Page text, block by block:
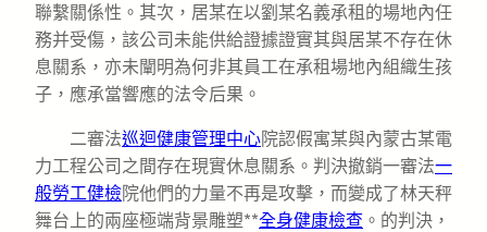
聯繫關係性。其次，居某在以劉某名義承租的場地內任
務并受傷，該公司未能供給證據證實其與居某不存在休
息關系，亦未闡明為何非其員工在承租場地內組織生孩
子，應承當響應的法令后果。
二審法巡迴健康管理中心院認假寓某與內蒙古某電
力工程公司之間存在現實休息關系。判決撤銷一審法一
般勞工健檢院他們的力量不再是攻擊，而變成了林天秤
舞台上的兩座極端背景雕塑**全身健康檢查 。的判決，